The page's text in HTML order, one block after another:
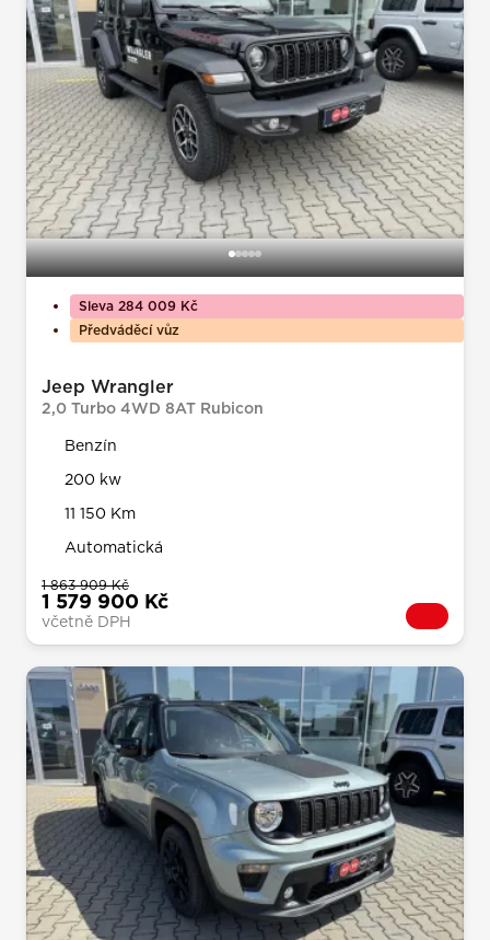
Sleva 284 009 Kč
Předváděcí vůz
Jeep Wrangler
2,0 Turbo 4WD 8AT Rubicon
Benzín
200 kw
11 150 Km
Automatická
1 863 909 Kč
1 579 900 Kč
včetně DPH